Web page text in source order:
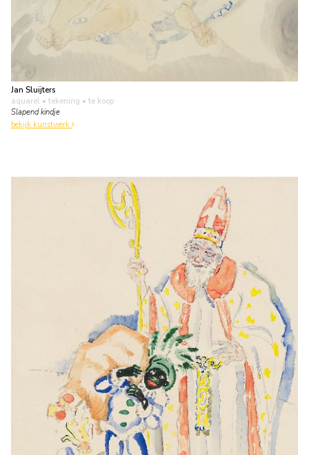
Jan Sluijters
aquarel • tekening • te koop
Slapend kindje
bekijk kunstwerk